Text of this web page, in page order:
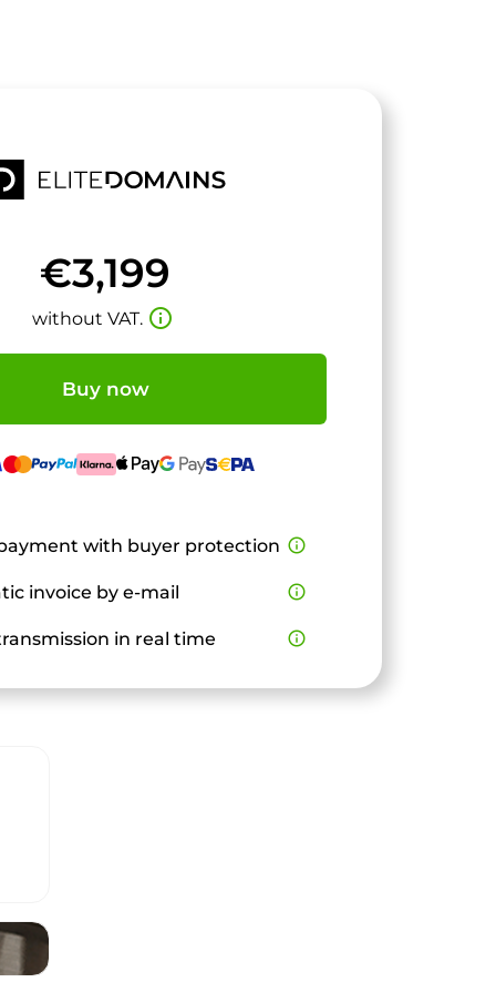
€3,199
without VAT. info_outline
Buy now
with buyer protection info_outline
invoice by e-mail info_outline
in real time info_outline